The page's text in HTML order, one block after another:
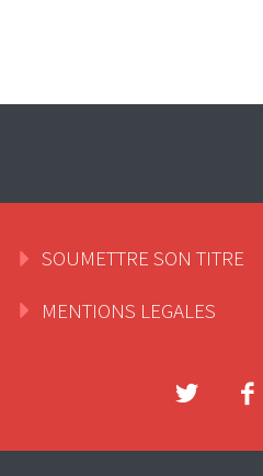
SOUMETTRE SON TITRE
MENTIONS LEGALES